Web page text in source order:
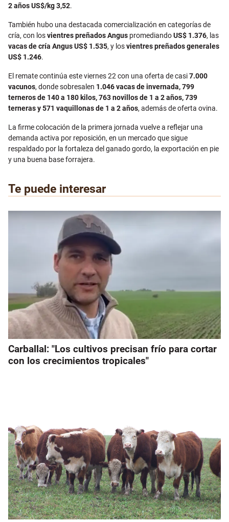
2 añosUS$/kg 3,52.
También hubo una destacada comercialización en categorías de
cría, con losvientres preñados Angus promediandoUS$ 1.376, las
vacas de cría Angus US$ 1.535, y losvientres preñados generales
US$ 1.246.
El remate continúa este viernes 22 con una oferta de casi7.000
vacunos, donde sobresalen 1.046 vacas de invernada, 799
terneros de 140 a 180 kilos, 763 novillos de 1 a 2 años, 739
terneras y 571 vaquillonas de 1 a 2 años, además de oferta ovina.
La firme colocación de la primera jornada vuelve a reflejar una
demanda activa por reposición, en un mercado que sigue
respaldado por la fortaleza del ganado gordo, la exportación en pie
y una buena base forrajera.
Te puede interesar
Carballal: "Los cultivos precisan frío para cortar
con los crecimientos tropicales"